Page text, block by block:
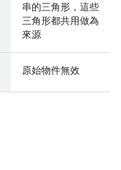
串的三角形，這些
三角形都共用做為
來源
原始物件無效